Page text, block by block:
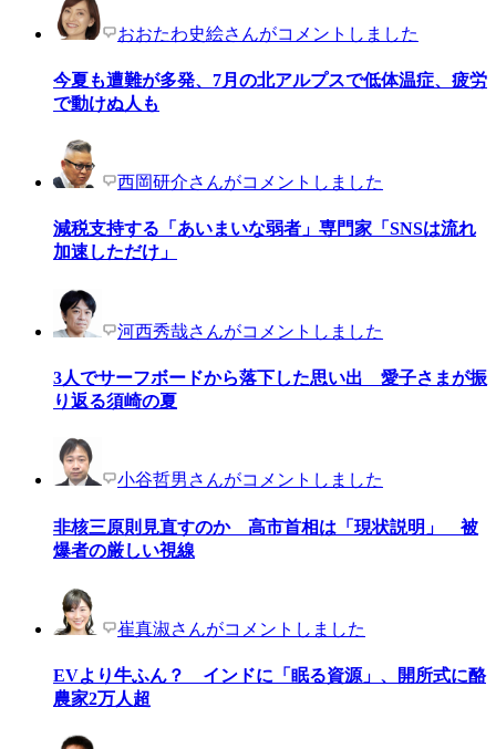
おおたわ史絵さんがコメントしました
今夏も遭難が多発、7月の北アルプスで低体温症、疲労
で動けぬ人も
西岡研介さんがコメントしました
減税支持する「あいまいな弱者」専門家「SNSは流れ
加速しただけ」
河西秀哉さんがコメントしました
3人でサーフボードから落下した思い出 愛子さまが振
り返る須崎の夏
小谷哲男さんがコメントしました
非核三原則見直すのか 高市首相は「現状説明」 被
爆者の厳しい視線
崔真淑さんがコメントしました
EVより牛ふん？ インドに「眠る資源」、開所式に酪
農家2万人超